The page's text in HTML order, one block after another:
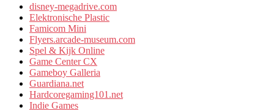
disney-megadrive.com
Elektronische Plastic
Famicom Mini
Flyers.arcade-museum.com
Spel & Kijk Online
Game Center CX
Gameboy Galleria
Guardiana.net
Hardcoregaming101.net
Indie Games